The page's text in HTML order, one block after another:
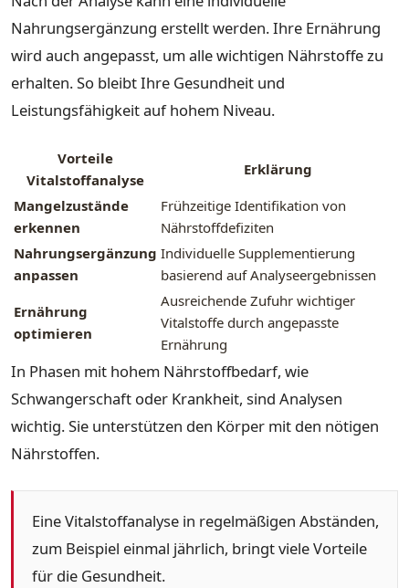
Nahrungsergänzung erstellt werden. Ihre Ernährung
wird auch angepasst, um alle wichtigen Nährstoffe zu
erhalten. So bleibt Ihre Gesundheit und
Leistungsfähigkeit auf hohem Niveau.
Vorteile
Vitalstoffanalyse
Erklärung
Mangelzustände
erkennen
Frühzeitige Identifikation von
Nährstoffdefiziten
Nahrungsergänzung
anpassen
Individuelle Supplementierung
basierend auf Analyseergebnissen
Ernährung
optimieren
Ausreichende Zufuhr wichtiger
Vitalstoffe durch angepasste
Ernährung
In Phasen mit hohem Nährstoffbedarf, wie
Schwangerschaft oder Krankheit, sind Analysen
wichtig. Sie unterstützen den Körper mit den nötigen
Nährstoffen.
Eine Vitalstoffanalyse in regelmäßigen Abständen,
zum Beispiel einmal jährlich, bringt viele Vorteile
für die Gesundheit.